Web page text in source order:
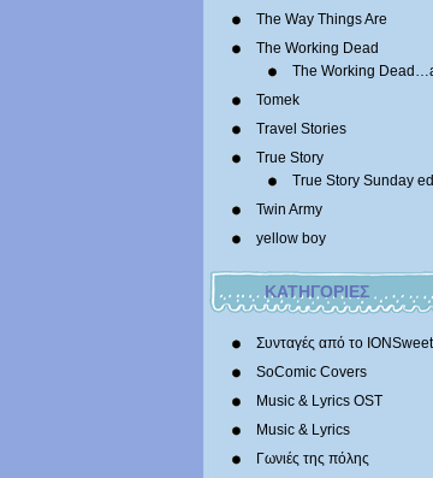
The Way Things Are
The Working Dead
The Working
Tomek
Travel Stories
True Story
True Story Sunday
Twin Army
yellow boy
ΚΑΤΗΓΟΡΙΕΣ
Συνταγές από το
SoComic Covers
Music & Lyrics OST
Music & Lyrics
Γωνιές της πόλης